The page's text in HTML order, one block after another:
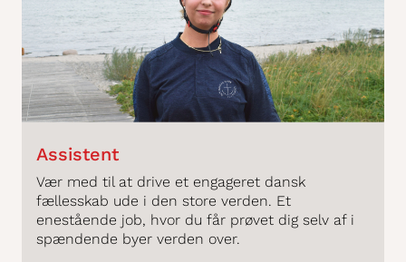
Assistent
Vær med til at drive et engageret dansk
fællesskab ude i den store verden. Et
enestående job, hvor du får prøvet dig selv af i
spændende byer verden over.